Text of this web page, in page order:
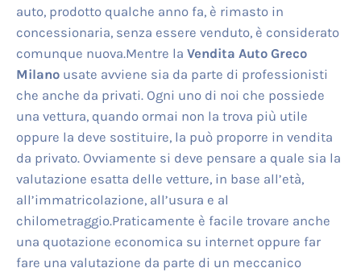
auto, prodotto qualche anno fa, è rimasto in
concessionaria, senza essere venduto, è considerato
comunque nuova.Mentre la Vendita Auto Greco
Milanousate avviene sia da parte di professionisti
che anche da privati. Ogni uno di noi che possiede
una vettura, quando ormai non la trova più utile
oppure la deve sostituire, la può proporre in vendita
da privato. Ovviamente si deve pensare a quale sia la
valutazione esatta delle vetture, in base all’età,
all’immatricolazione, all’usura e al
chilometraggio.Praticamente è facile trovare anche
una quotazione economica su internet oppure far
fare una valutazione da parte di un meccanico